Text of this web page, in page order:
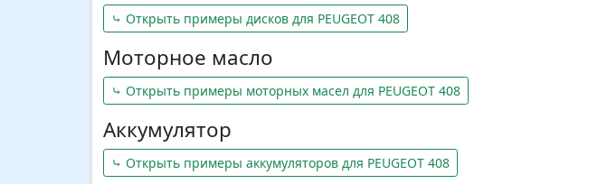
⤷ Открыть примеры дисков для PEUGEOT 408
Моторное масло
⤷ Открыть примеры моторных масел для PEUGEOT 408
Аккумулятор
⤷ Открыть примеры аккумуляторов для PEUGEOT 408